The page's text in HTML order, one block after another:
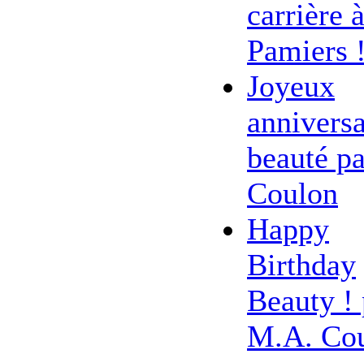
carrière à
Pamiers
Joyeux
beauté
Coulon
Happy
Birthday
Beauty !
M.A.